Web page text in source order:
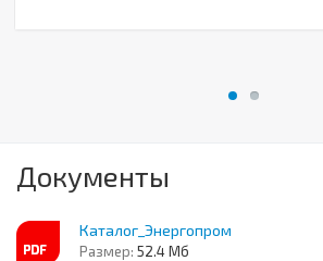
Документы
Каталог_Энергопром
Размер: 52.4 Мб